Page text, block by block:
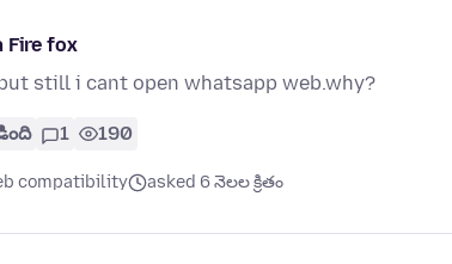
Fire fox
still i cant open whatsapp web.why?
1 190
compatibility asked 6 నెలల క్రితం